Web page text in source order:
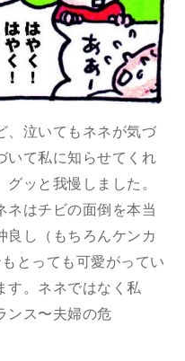
、泣いてもネネが気づ
いて私に知らせてくれ
ッと我慢しました。
はチビの面倒を本当
良し（もちろんケンカ
とっても可愛がってい
す。ネネではなく私
ンス〜夫婦の危